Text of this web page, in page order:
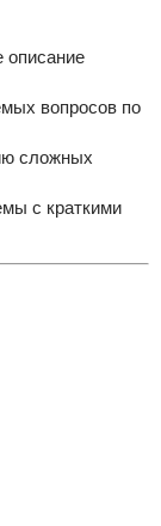
описание
вопросов по
сложных
с краткими